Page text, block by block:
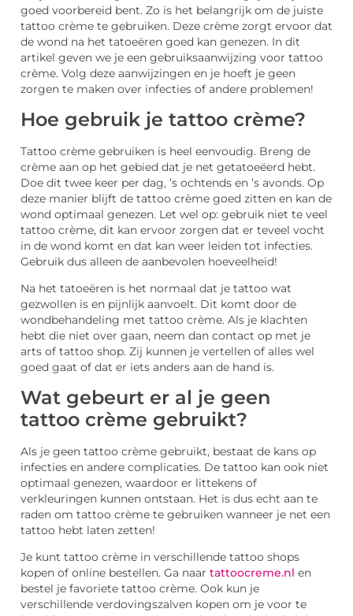
goed voorbereid bent. Zo is het belangrijk om de juiste
tattoo crème te gebruiken. Deze crème zorgt ervoor dat
de wond na het tatoeëren goed kan genezen. In dit
artikel geven we je een gebruiksaanwijzing voor tattoo
crème. Volg deze aanwijzingen en je hoeft je geen
zorgen te maken over infecties of andere problemen!
Hoe gebruik je tattoo crème?
Tattoo crème gebruiken is heel eenvoudig. Breng de
crème aan op het gebied dat je net getatoeëerd hebt.
Doe dit twee keer per dag, ’s ochtends en ’s avonds. Op
deze manier blijft de tattoo crème goed zitten en kan de
wond optimaal genezen. Let wel op: gebruik niet te veel
tattoo crème, dit kan ervoor zorgen dat er teveel vocht
in de wond komt en dat kan weer leiden tot infecties.
Gebruik dus alleen de aanbevolen hoeveelheid!
Na het tatoeëren is het normaal dat je tattoo wat
gezwollen is en pijnlijk aanvoelt. Dit komt door de
wondbehandeling met tattoo crème. Als je klachten
hebt die niet over gaan, neem dan contact op met je
arts of tattoo shop. Zij kunnen je vertellen of alles wel
goed gaat of dat er iets anders aan de hand is.
Wat gebeurt er al je geen
tattoo crème gebruikt?
Als je geen tattoo crème gebruikt, bestaat de kans op
infecties en andere complicaties. De tattoo kan ook niet
optimaal genezen, waardoor er littekens of
verkleuringen kunnen ontstaan. Het is dus echt aan te
raden om tattoo crème te gebruiken wanneer je net een
tattoo hebt laten zetten!
Je kunt tattoo crème in verschillende tattoo shops
kopen of online bestellen. Ga naar tattoocreme.nl en
bestel je favoriete tattoo crème. Ook kun je
verschillende verdovingszalven kopen om je voor te